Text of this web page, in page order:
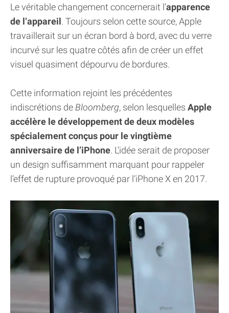
Le véritable changement concernerait l’apparence
de l’appareil. Toujours selon cette source, Apple
travaillerait sur un écran bord à bord, avec du verre
incurvé sur les quatre côtés afin de créer un effet
visuel quasiment dépourvu de bordures.
Cette information rejoint les précédentes
indiscrétions deBloomberg, selon lesquelles Apple
accélère le développement de deux modèles
spécialement conçus pour le vingtième
anniversaire de l’iPhone. L’idée serait de proposer
un design suffisamment marquant pour rappeler
l’effet de rupture provoqué par l’iPhone X en 2017.